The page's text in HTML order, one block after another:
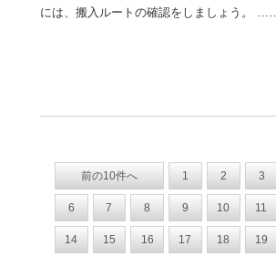
には、搬入ルートの確認をしましょう。 ……
前の10件へ 1 2 3
6 7 8 9 10 11
14 15 16 17 18 19